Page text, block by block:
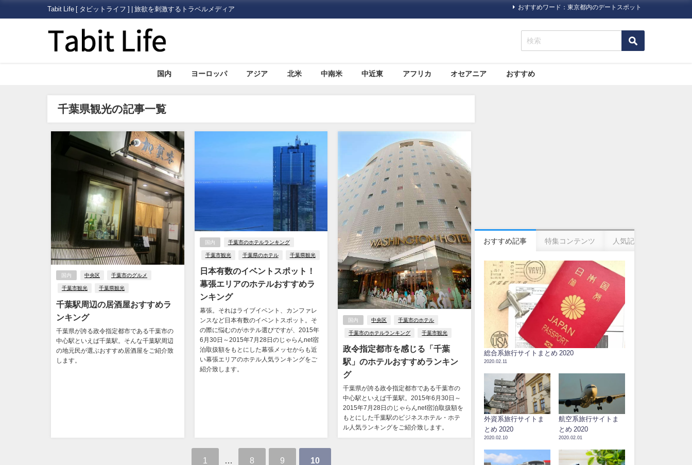
Tabit Life [ タビットライフ ] | 旅欲を刺激するトラベルメディア おすすめワード：東京都内のデートスポット
国内 ヨーロッパ アジア 北米 中南米 中近東 アフリカ オセアニア おすすめ
千葉県観光の記事一覧
国内 中央区 千葉市のグルメ
千葉市観光 千葉県観光
千葉駅周辺の居酒屋おすすめラ
ンキング
千葉県が誇る政令指定都市である千葉市の
中心駅といえば千葉駅。そんな千葉駅周辺
の地元民が選ぶおすすめ居酒屋をご紹介致
します。
国内 千葉市のホテルランキング
千葉市観光 千葉県のホテル 千葉県観光
日本有数のイベントスポット！
幕張エリアのホテルおすすめラ
ンキング
幕張。それはライブイベント、カンファレ
ンスなど日本有数のイベントスポット。そ
の際に悩むのがホテル選びですが、2015年
6月30日～2015年7月28日のじゃらんnet宿
泊取扱額をもとにした幕張メッセからも近
い幕張エリアのホテル人気ランキングをご
紹介致します。
国内 中央区 千葉市のホテル
千葉市のホテルランキング 千葉市観光
政令指定都市を感じる「千葉
駅」のホテルおすすめランキン
グ
千葉県が誇る政令指定都市である千葉市の
中心駅といえば千葉駅。2015年6月30日～
2015年7月28日のじゃらんnet宿泊取扱額を
もとにした千葉駅のビジネスホテル・ホテ
ル人気ランキングをご紹介致します。
1 8 9 10
おすすめ記事 特集コンテンツ 人気記事
総合系旅行サイトまとめ 2020
2020.02.11
外資系旅行サイトま
とめ 2020
2020.02.10
航空系旅行サイトま
とめ 2020
2020.02.01